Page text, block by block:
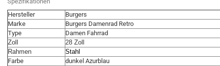
Hersteller
Burgers
Marke
Burgers Damenrad Retro
Type
Damen Fahrrad
Zoll
28 Zoll
Rahmen
Stahl
Farbe
dunkel Azurblau